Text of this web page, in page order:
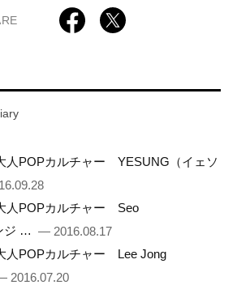
人POPカルチャー YESUNG（イェソ
人POPカルチャー Seo
ジ … — 2016.08.17
人POPカルチャー Lee Jong
2016.07.20